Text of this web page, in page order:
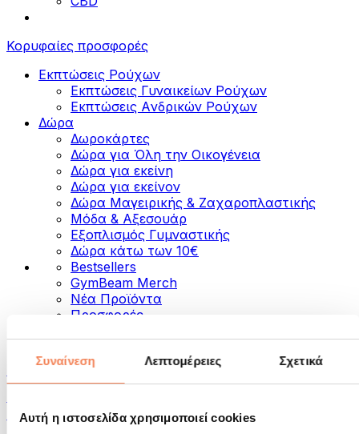
Συναίνεση Λεπτομέρειες Σχετικά
Αυτή η ιστοσελίδα χρησιμοποιεί cookies
Κορυφαίες προσφορές
Εκπτώσεις Ρούχων
Εκπτώσεις Γυναικείων Ρούχων
Εκπτώσεις Aνδρικών Ρούχων
Δώρα
Δωροκάρτες
Δώρα για Όλη την Οικογένεια
Δώρα για εκείνη
Δώρα για εκείνον
Δώρα Μαγειρικής & Ζαχαροπλαστικής
Μόδα & Αξεσουάρ
Εξοπλισμός Γυμναστικής
Δώρα κάτω των 10€
Bestsellers
GymBeam Merch
Νέα Προϊόντα
Προσφορές
Κατηγορίες
Τρόφιμα
Ξηροί Καρποί